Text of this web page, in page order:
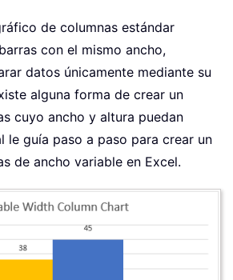
de columnas estándar
con el mismo ancho,
datos únicamente mediante su
alguna forma de crear un
cuyo ancho y altura puedan
le guía paso a paso para crear un
de ancho variable en Excel.